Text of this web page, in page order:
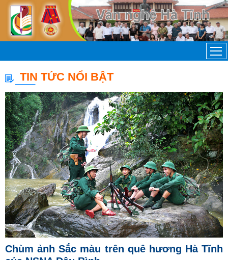
TIN TỨC NỔI BẬT
Chùm ảnh Sắc màu trên quê hương Hà Tĩnh